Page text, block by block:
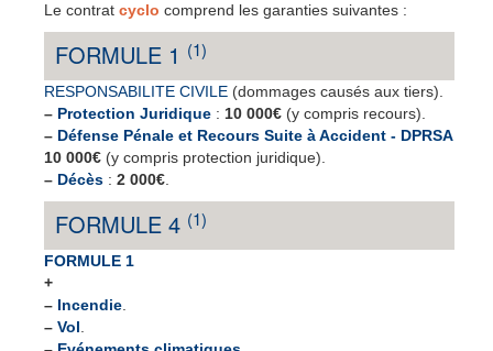
Le contrat cyclo comprend les garanties suivantes :
FORMULE 1 (1)
RESPONSABILITE CIVILE (dommages causés aux tiers).
– Protection Juridique : 10 000€ (y compris recours).
– Défense Pénale et Recours Suite à Accident - DPRSA
10 000€ (y compris protection juridique).
– Décès : 2 000€
FORMULE 4 (1)
FORMULE 1
+
– Incendie
– Vol